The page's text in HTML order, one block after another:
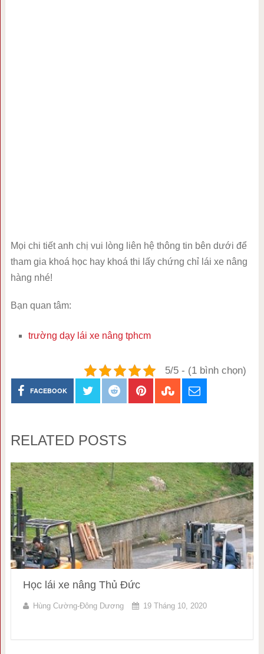
Mọi chi tiết anh chị vui lòng liên hệ thông tin bên dưới để
tham gia khoá học hay khoá thi lấy chứng chỉ lái xe nâng
hàng nhé!
Bạn quan tâm:
trường dạy lái xe nâng tphcm
5/5 - (1 bình chọn)
FACEBOOK
RELATED POSTS
Học lái xe nâng Thủ Đức
Hùng Cường-Đông Dương 19 Tháng 10, 2020